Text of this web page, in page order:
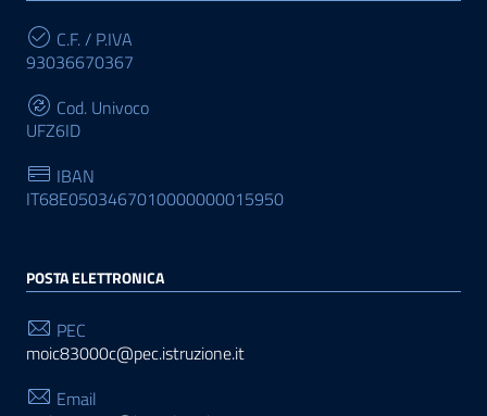
C.F. / P.IVA
93036670367
Cod. Univoco
UFZ6ID
IBAN
IT68E0503467010000000015950
POSTA ELETTRONICA
PEC
moic83000c@pec.istruzione.it
Email